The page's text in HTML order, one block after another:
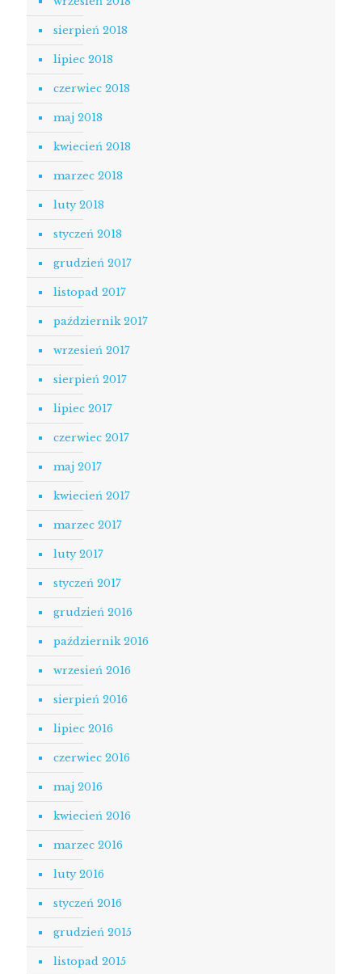
sierpień 2018
lipiec 2018
czerwiec 2018
maj 2018
kwiecień 2018
marzec 2018
luty 2018
styczeń 2018
grudzień 2017
listopad 2017
październik 2017
wrzesień 2017
sierpień 2017
lipiec 2017
czerwiec 2017
maj 2017
kwiecień 2017
marzec 2017
luty 2017
styczeń 2017
grudzień 2016
październik 2016
wrzesień 2016
sierpień 2016
lipiec 2016
czerwiec 2016
maj 2016
kwiecień 2016
marzec 2016
luty 2016
styczeń 2016
grudzień 2015
listopad 2015